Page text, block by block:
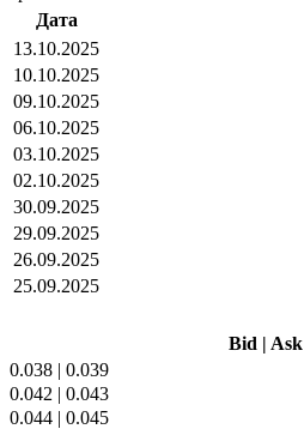
Дата
13.10.2025
10.10.2025
09.10.2025
06.10.2025
03.10.2025
02.10.2025
30.09.2025
29.09.2025
26.09.2025
25.09.2025
Bid | Ask
0.038 | 0.039
0.042 | 0.043
0.044 | 0.045